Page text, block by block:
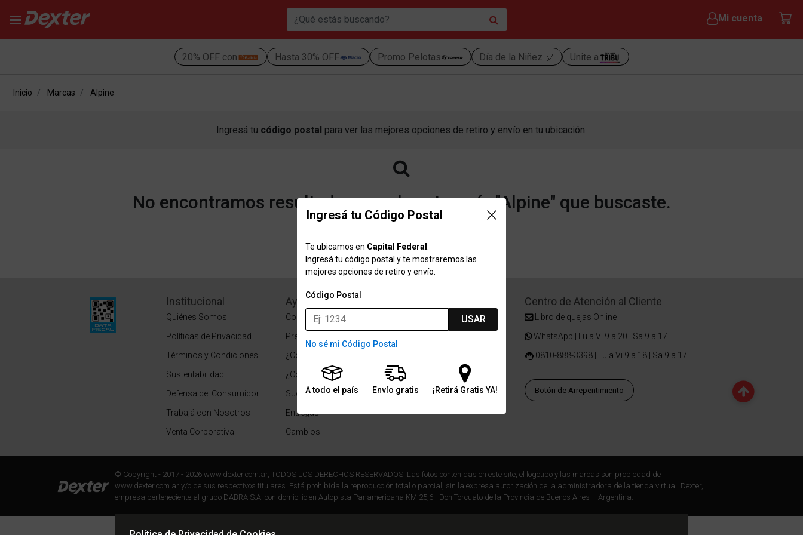
Mi cuenta
20% OFF con Hasta 30% OFF Promo Pelotas Día de la Niñez 🎈 Unite a
Ingresá tu Código Postal
Te ubicamos en Capital Federal
Ingresá tu código postal y te mostraremos las
mejores opciones de retiro y envío.
Código Postal
USAR
No sé mi Código Postal
A todo el país Envío gratis ¡Retirá Gratis YA!
Inicio Marcas Alpine
Ingresá tu código postal para ver las mejores opciones de retiro y envío en tu ubicación.
No encontramos resultados para la categoría "Alpine" que buscaste.
Volver a la página de inicio
Institucional
Quiénes Somos
Políticas de Privacidad
Términos y Condiciones
Sustentabilidad
Defensa del Consumidor
Trabajá con Nosotros
Venta Corporativa
Ayuda
Condiciones de pago
Preguntas Frecuentes
¿Cómo comprar?
¿Cómo medir tu talle?
Sucursales
Entregas
Cambios
Centro de Atención al Cliente
Libro de quejas Online
WhatsApp | Lu a Vi 9 a 20 | Sa 9 a 17
0810-888-3398 | Lu a Vi 9 a 18 | Sa 9 a 17
Botón de Arrepentimiento
© Copyright - 2017 - 2026 www.dexter.com.ar, TODOS LOS DERECHOS RESERVADOS. Las fotos contenidas en este site, el logotipo y las marcas son propiedad de
www.dexter.com.ar y/o de sus respectivos titulares. Está prohibida la reproducción total o parcial, sin la expresa autorización de la administradora de la tienda virtual. Dexter,
empresa perteneciente al grupo DABRA S.A. con domicilio en Autopista Panamericana KM 25,6 - Don Torcuato de la Provincia de Buenos Aires – Argentina.